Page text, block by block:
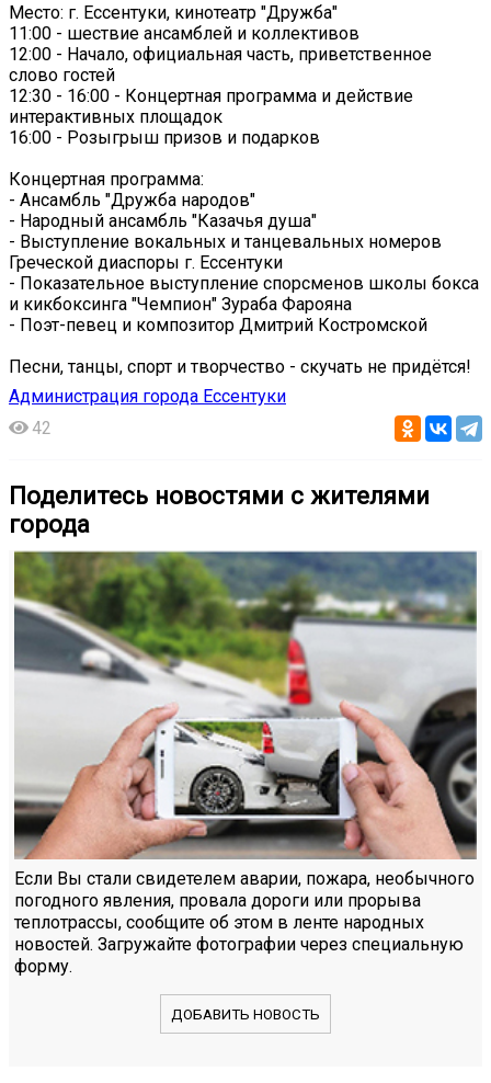
Место: г. Ессентуки, кинотеатр "Дружба"
11:00 - шествие ансамблей и коллективов
12:00 - Начало, официальная часть, приветственное
слово гостей
12:30 - 16:00 - Концертная программа и действие
интерактивных площадок
16:00 - Розыгрыш призов и подарков
Концертная программа:
- Ансамбль "Дружба народов"
- Народный ансамбль "Казачья душа"
- Выступление вокальных и танцевальных номеров
Греческой диаспоры г. Ессентуки
- Показательное выступление спорсменов школы бокса
и кикбоксинга "Чемпион" Зураба Фарояна
- Поэт-певец и композитор Дмитрий Костромской
Песни, танцы, спорт и творчество - скучать не придётся!
Администрация города Ессентуки
42
Поделитесь новостями с жителями
города
Если Вы стали свидетелем аварии, пожара, необычного
погодного явления, провала дороги или прорыва
теплотрассы, сообщите об этом в ленте народных
новостей. Загружайте фотографии через специальную
форму.
ДОБАВИТЬ НОВОСТЬ